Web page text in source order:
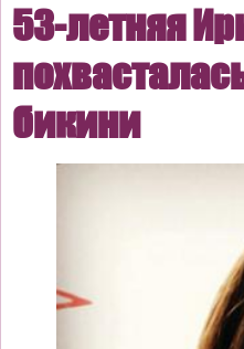
53-летняя
бикини